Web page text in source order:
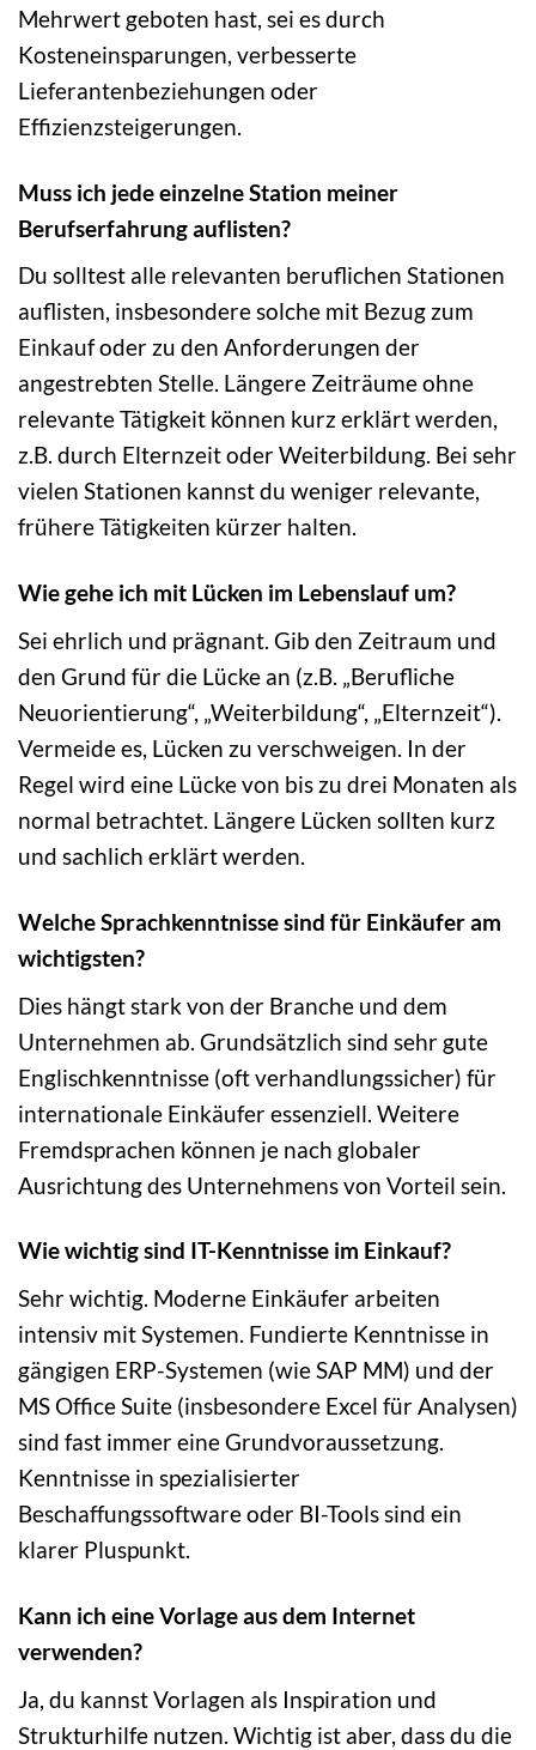
Mehrwert geboten hast, sei es durch
Kosteneinsparungen, verbesserte
Lieferantenbeziehungen oder
Effizienzsteigerungen.
Muss ich jede einzelne Station meiner
Berufserfahrung auflisten?
Du solltest alle relevanten beruflichen Stationen
auflisten, insbesondere solche mit Bezug zum
Einkauf oder zu den Anforderungen der
angestrebten Stelle. Längere Zeiträume ohne
relevante Tätigkeit können kurz erklärt werden,
z.B. durch Elternzeit oder Weiterbildung. Bei sehr
vielen Stationen kannst du weniger relevante,
frühere Tätigkeiten kürzer halten.
Wie gehe ich mit Lücken im Lebenslauf um?
Sei ehrlich und prägnant. Gib den Zeitraum und
den Grund für die Lücke an (z.B. „Berufliche
Neuorientierung“, „Weiterbildung“, „Elternzeit“).
Vermeide es, Lücken zu verschweigen. In der
Regel wird eine Lücke von bis zu drei Monaten als
normal betrachtet. Längere Lücken sollten kurz
und sachlich erklärt werden.
Welche Sprachkenntnisse sind für Einkäufer am
wichtigsten?
Dies hängt stark von der Branche und dem
Unternehmen ab. Grundsätzlich sind sehr gute
Englischkenntnisse (oft verhandlungssicher) für
internationale Einkäufer essenziell. Weitere
Fremdsprachen können je nach globaler
Ausrichtung des Unternehmens von Vorteil sein.
Wie wichtig sind IT-Kenntnisse im Einkauf?
Sehr wichtig. Moderne Einkäufer arbeiten
intensiv mit Systemen. Fundierte Kenntnisse in
gängigen ERP-Systemen (wie SAP MM) und der
MS Office Suite (insbesondere Excel für Analysen)
sind fast immer eine Grundvoraussetzung.
Kenntnisse in spezialisierter
Beschaffungssoftware oder BI-Tools sind ein
klarer Pluspunkt.
Kann ich eine Vorlage aus dem Internet
verwenden?
Ja, du kannst Vorlagen als Inspiration und
Strukturhilfe nutzen. Wichtig ist aber, dass du die